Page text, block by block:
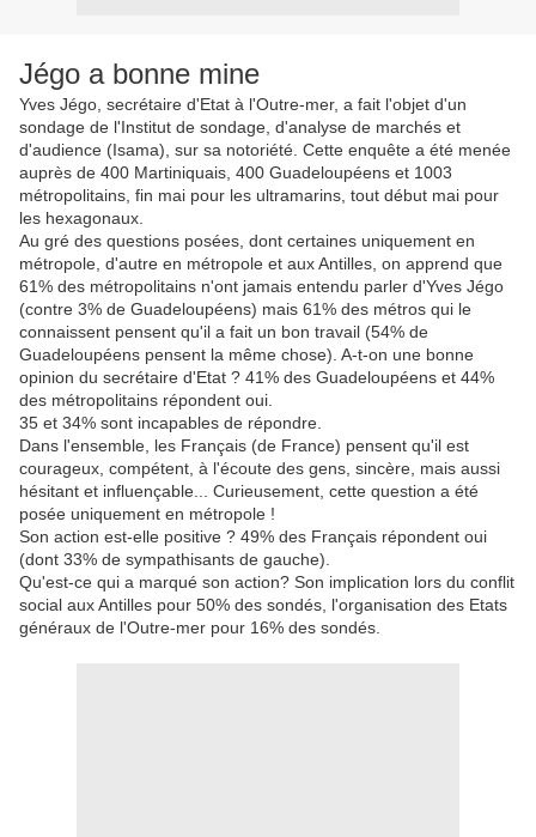
Jégo a bonne mine
Yves Jégo, secrétaire d'Etat à l'Outre-mer, a fait l'objet d'un
sondage de l'Institut de sondage, d'analyse de marchés et
d'audience (Isama), sur sa notoriété. Cette enquête a été menée
auprès de 400 Martiniquais, 400 Guadeloupéens et 1003
métropolitains, fin mai pour les ultramarins, tout début mai pour
les hexagonaux.
Au gré des questions posées, dont certaines uniquement en
métropole, d'autre en métropole et aux Antilles, on apprend que
61% des métropolitains n'ont jamais entendu parler d'Yves Jégo
(contre 3% de Guadeloupéens) mais 61% des métros qui le
connaissent pensent qu'il a fait un bon travail (54% de
Guadeloupéens pensent la même chose). A-t-on une bonne
opinion du secrétaire d'Etat ? 41% des Guadeloupéens et 44%
des métropolitains répondent oui.
35 et 34% sont incapables de répondre.
Dans l'ensemble, les Français (de France) pensent qu'il est
courageux, compétent, à l'écoute des gens, sincère, mais aussi
hésitant et influençable... Curieusement, cette question a été
posée uniquement en métropole !
Son action est-elle positive ? 49% des Français répondent oui
(dont 33% de sympathisants de gauche).
Qu'est-ce qui a marqué son action? Son implication lors du conflit
social aux Antilles pour 50% des sondés, l'organisation des Etats
généraux de l'Outre-mer pour 16% des sondés.